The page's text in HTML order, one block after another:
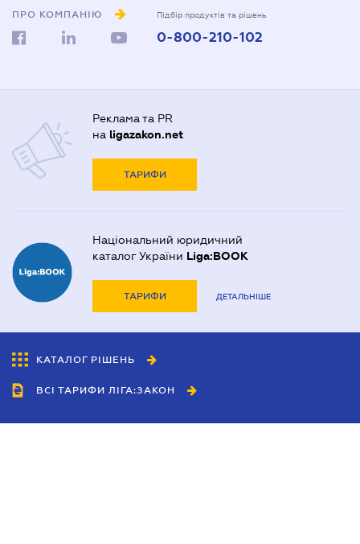
ПРО КОМПАНІЮ Підбір продуктів та рішень
0-800-210-102
Реклама та PR
на ligazakon.net
ТАРИФИ
Національний юридичний
каталог України Liga:BOOK
ТАРИФИ ДЕТАЛЬНІШЕ
КАТАЛОГ РІШЕНЬ
ВСІ ТАРИФИ ЛІГА:ЗАКОН